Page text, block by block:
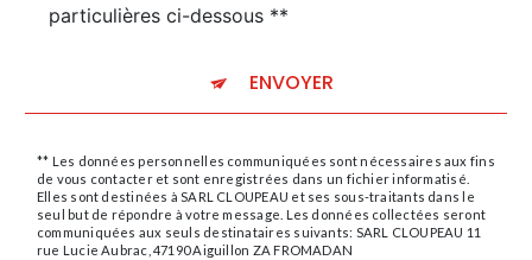
particulières ci-dessous **
ENVOYER
** Les données personnelles communiquées sont nécessaires aux fins
de vous contacter et sont enregistrées dans un fichier informatisé.
Elles sont destinées à SARL CLOUPEAU et ses sous-traitants dans le
seul but de répondre à votre message. Les données collectées seront
communiquées aux seuls destinataires suivants: SARL CLOUPEAU 11
rue Lucie Aubrac, 47190 Aiguillon ZA FROMADAN